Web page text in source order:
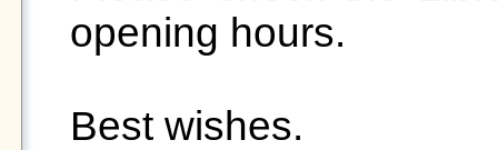
opening hours.
Best wishes.